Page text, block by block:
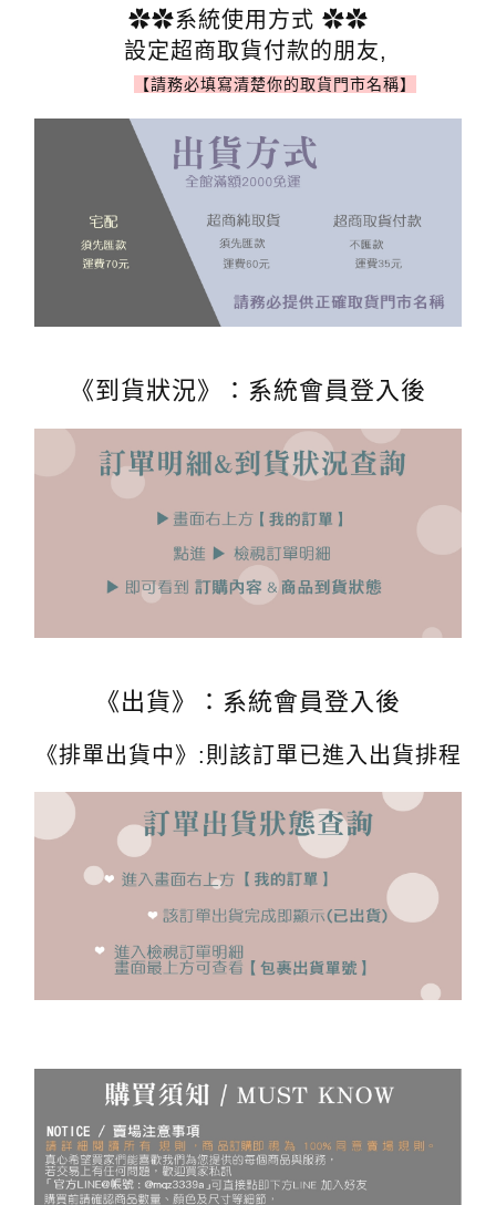
✿✿系統使用方式 ✿✿
設定超商取貨付款的朋友,
【請務必填寫清楚你的取貨門市名稱】
《到貨狀況》：系統會員登入後
《出貨》：系統會員登入後
《排單出貨中》:則該訂單已進入出貨排程